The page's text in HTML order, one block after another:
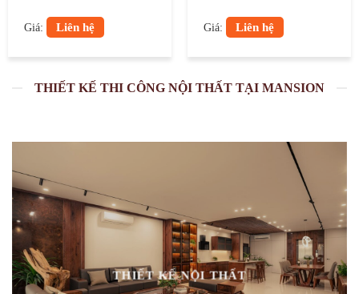
Giá: Liên hệ Giá: Liên hệ
THIẾT KẾ THI CÔNG NỘI THẤT TẠI MANSION
THIẾT KẾ NỘI THẤT